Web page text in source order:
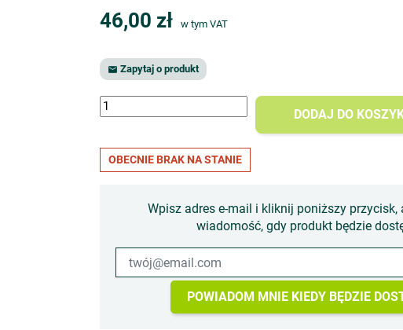
46,00 zł w tym VAT
 Zapytaj o produkt
DODAJ DO
OBECNIE BRAK NA STANIE
Wpisz adres e-mail i kliknij poniższy przycisk,
wiadomość, gdy produkt będzie
POWIADOM MNIE KIEDY BĘDZIE